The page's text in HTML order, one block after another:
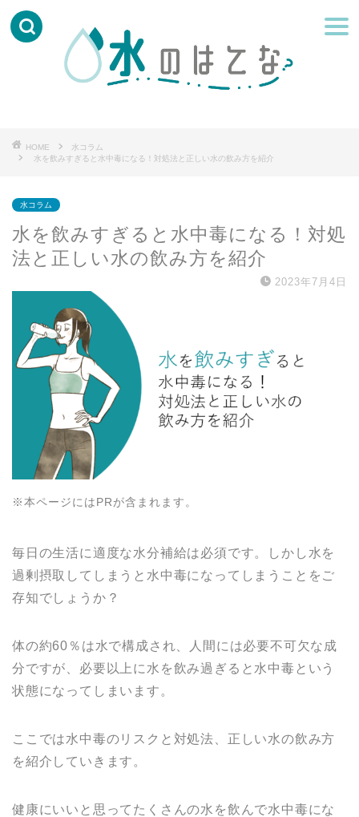
HOME
水コラム
水を飲みすぎると水中毒になる！対処法と正しい水の飲み方を紹介
水コラム
水を飲みすぎると水中毒になる！対処
法と正しい水の飲み方を紹介
2023年7月4日
※本ページにはPRが含まれます。
毎日の生活に適度な水分補給は必須です。しかし水を
過剰摂取してしまうと水中毒になってしまうことをご
存知でしょうか？
体の約60％は水で構成され、人間には必要不可欠な成
分ですが、必要以上に水を飲み過ぎると水中毒という
状態になってしまいます。
ここでは水中毒のリスクと対処法、正しい水の飲み方
を紹介していきます。
健康にいいと思ってたくさんの水を飲んで水中毒にな